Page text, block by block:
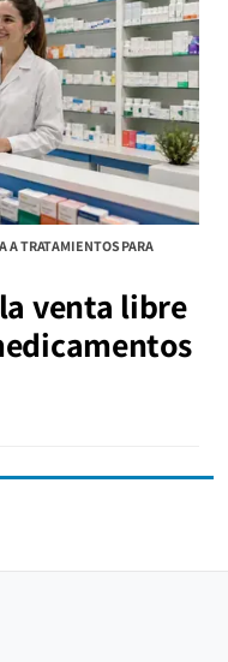
A TRATAMIENTOS PARA
venta libre